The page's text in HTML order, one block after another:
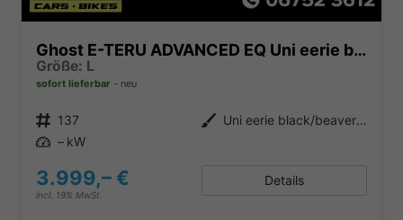
Ghost E-TERU ADVANCED EQ Uni eerie black/beaver - glossy
Größe: L
sofort lieferbar neu
Produktnr. 137 Außenfarbe
Uni eerie black/beaver - glossy
Leistung – kW
3.999,– €
incl. 19% MwSt.
Details